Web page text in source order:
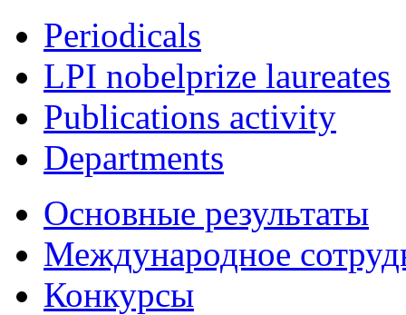
Periodicals
LPI nobelprize laureates
Publications activity
Departments
Основные результаты
Международное
Конкурсы